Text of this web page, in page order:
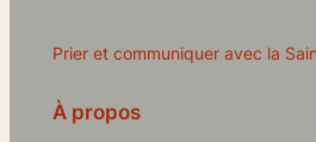
Prier et communiquer avec la
À propos